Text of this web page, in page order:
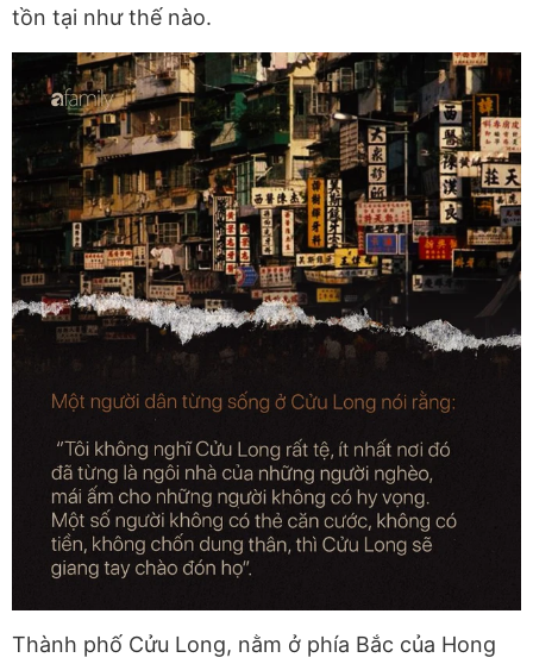
tồn tại như thế nào.
Thành phố Cửu Long, nằm ở phía Bắc của Hong